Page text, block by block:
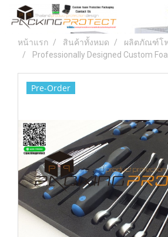
หน้าแรก สินค้าทั้งหมด
ผลิตภัณฑ์โ
Professionally Designed Custom
Pre-Order